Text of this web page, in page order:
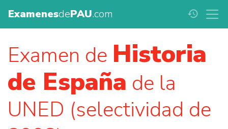
ExamenesdePAU.com history
Examen de Historia
de España de la
UNED (selectividad de